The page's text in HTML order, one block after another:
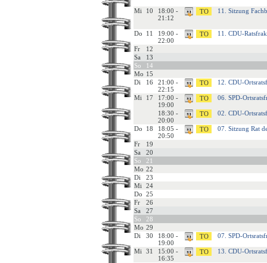
Mi 10
18:00 -
21:12
11. Sitzung
Do 11
19:00 -
22:00
11. CDU-
Fr
12
Sa
13
So
14
Mo 15
Di
16
21:00 -
22:15
12. CDU-
Mi 17
17:00 -
19:00
06. SPD-
18:30 -
20:00
02. CDU-
Do 18
18:05 -
20:50
07. Sitzung Rat
Fr
19
Sa
20
So
21
Mo 22
Di
23
Mi
24
Do 25
Fr
26
Sa
27
So
28
Mo 29
Di
30
18:00 -
19:00
07. SPD-
Mi 31
15:00 -
16:35
13. CDU-